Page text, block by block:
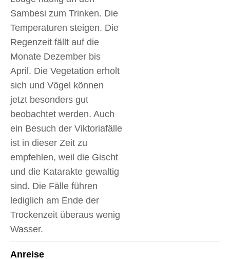
Sambesi zum Trinken. Die
Temperaturen steigen. Die
Regenzeit fällt auf die
Monate Dezember bis
April. Die Vegetation erholt
sich und Vögel können
jetzt besonders gut
beobachtet werden. Auch
ein Besuch der Viktoriafälle
ist in dieser Zeit zu
empfehlen, weil die Gischt
und die Katarakte gewaltig
sind. Die Fälle führen
lediglich am Ende der
Trockenzeit überaus wenig
Wasser.
Anreise